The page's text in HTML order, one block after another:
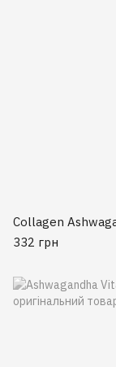
Collagen
332 грн